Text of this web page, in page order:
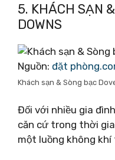
5. KHÁCH SẠN
DOWNS
Nguồn: đặt
Khách sạn & Sòng bạc
Đối với nhiều gia
căn cứ trong thời
một luồng không